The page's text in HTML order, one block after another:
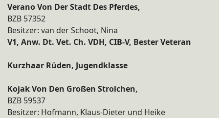
Verano Von Der Stadt Des Pferdes,
BZB 57352
Besitzer: van der Schoot, Nina
V1, Anw. Dt. Vet. Ch. VDH, CIB-V, Bester Veteran
Kurzhaar Rüden, Jugendklasse
Kojak Von Den Großen Strolchen,
BZB 59537
Besitzer: Hofmann, Klaus-Dieter und Heike